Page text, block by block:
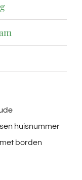
huisnummer
borden